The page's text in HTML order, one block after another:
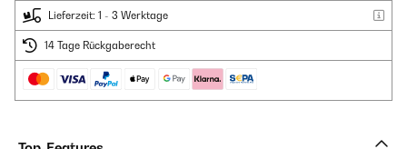
Lieferzeit: 1 - 3 Werktage
14 Tage Rückgaberecht